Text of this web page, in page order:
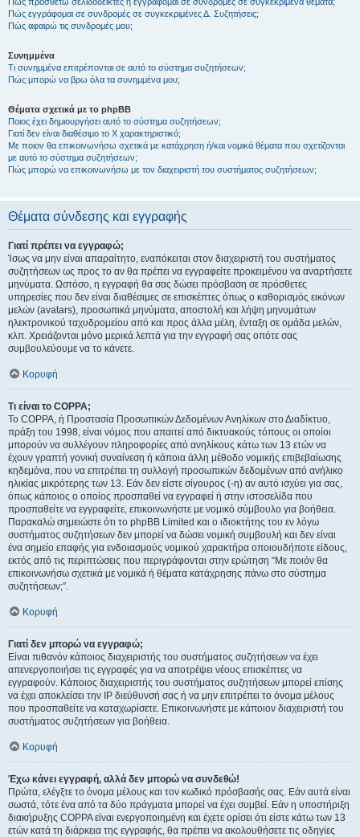
Πώς εγγράφομαι σε συνδρομές σε συγκεκριμένες Δ. Συζητήσεις;
Πώς αφαιρώ τις συνδρομές μου;
Συνημμένα
Τι συνημμένα επιτρέπονται σε αυτό το σύστημα συζητήσεων;
Πώς μπορώ να βρω όλα τα συνημμένα μου;
Θέματα σχετικά με το phpBB
Ποιος έχει δημιουργήσει αυτό το σύστημα συζητήσεων;
Γιατί δεν είναι διαθέσιμο το Χ χαρακτηριστικό;
Με ποιον θα επικοινωνήσω σχετικά με κατάχρηση ή/και νομικά θέματα που σχετίζονται
με αυτό το σύστημα συζητήσεων;
Πώς μπορώ να επικοινωνήσω με τον διαχειριστή του συστήματος συζητήσεων;
Θέματα σύνδεσης και εγγραφής
Γιατί πρέπει να εγγραφώ;
Ίσως να μην είναι απαραίτητο, εναπόκειται στον διαχειριστή του συστήματος
συζητήσεων ως προς το αν θα πρέπει να εγγραφείτε προκειμένου να αναρτήσετε
μηνύματα. Ωστόσο, η εγγραφή θα σας δώσει πρόσβαση σε πρόσθετες
υπηρεσίες που δεν είναι διαθέσιμες σε επισκέπτες όπως ο καθορισμός εικόνων
μελών (avatars), προσωπικά μηνύματα, αποστολή και λήψη μηνυμάτων
ηλεκτρονικού ταχυδρομείου από και προς άλλα μέλη, ένταξη σε ομάδα μελών,
κλπ. Χρειάζονται μόνο μερικά λεπτά για την εγγραφή σας οπότε σας
συμβουλεύουμε να το κάνετε.
Κορυφή
Τι είναι το COPPA;
Το COPPA, ή Προστασία Προσωπικών Δεδομένων Ανηλίκων στο Διαδίκτυο,
πράξη του 1998, είναι νόμος που απαιτεί από δικτυακούς τόπους οι οποίοι
μπορούν να συλλέγουν πληροφορίες από ανηλίκους κάτω των 13 ετών να
έχουν γραπτή γονική συναίνεση ή κάποια άλλη μέθοδο νομικής επιβεβαίωσης
κηδεμόνα, που να επιτρέπει τη συλλογή προσωπικών δεδομένων από ανήλικο
ηλικίας μικρότερης των 13. Εάν δεν είστε σίγουρος (-η) αν αυτό ισχύει για σας,
όπως κάποιος ο οποίος προσπαθεί να εγγραφεί ή στην ιστοσελίδα που
προσπαθείτε να εγγραφείτε, επικοινωνήστε με νομικό σύμβουλο για βοήθεια.
Παρακαλώ σημειώστε ότι το phpBB Limited και ο ιδιοκτήτης του εν λόγω
συστήματος συζητήσεων δεν μπορεί να δώσει νομική συμβουλή και δεν είναι
ένα σημείο επαφής για ενδοιασμούς νομικού χαρακτήρα οποιουδήποτε είδους,
εκτός από τις περιπτώσεις που περιγράφονται στην ερώτηση “Με ποιόν θα
επικοινωνήσω σχετικά με νομικά ή θέματα κατάχρησης πάνω στο σύστημα
συζητήσεων;”.
Κορυφή
Γιατί δεν μπορώ να εγγραφώ;
Είναι πιθανόν κάποιος διαχειριστής του συστήματος συζητήσεων να έχει
απενεργοποιήσει τις εγγραφές για να αποτρέψει νέους επισκέπτες να
εγγραφούν. Κάποιος διαχειριστής του συστήματος συζητήσεων μπορεί επίσης
να έχει αποκλείσει την IP διεύθυνσή σας ή να μην επιτρέπει το όνομα μέλους
που προσπαθείτε να καταχωρίσετε. Επικοινωνήστε με κάποιον διαχειριστή του
συστήματος συζητήσεων για βοήθεια.
Κορυφή
Έχω κάνει εγγραφή, αλλά δεν μπορώ να συνδεθώ!
Πρώτα, ελέγξτε το όνομα μέλους και τον κωδικό πρόσβασής σας. Εάν αυτά είναι
σωστά, τότε ένα από τα δύο πράγματα μπορεί να έχει συμβεί. Εάν η υποστήριξη
διακήρυξης COPPA είναι ενεργοποιημένη και έχετε ορίσει ότι είστε κάτω των 13
ετών κατά τη διάρκεια της εγγραφής, θα πρέπει να ακολουθήσετε τις οδηγίες